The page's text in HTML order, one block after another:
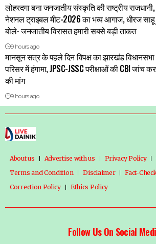
लोहरदगा बना जनजातीय संस्कृति की राष्ट्रीय राजधानी,
नेशनल ट्राइबल मीट-2026 का भव्य आगाज, धीरज साहू
बोले- जनजातीय विरासत हमारी सबसे बड़ी ताकत
9 hours ago
मानसून सत्र के पहले दिन विपक्ष का झारखंड विधानसभा
परिसर में हंगामा, JPSC-JSSC परीक्षाओं की CBI जांच
की मांग
9 hours ago
About us Advertise with us Privacy Policy
Terms and Condition
Disclaimer
Fact-
Correction Policy
Ethics Policy
Follow Us On Social